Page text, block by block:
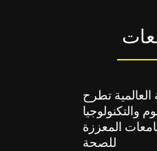
تطرح
والتكنولوجيا
المعززة
للصحة